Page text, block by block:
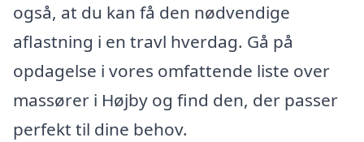
også, at du kan få den nødvendige
aflastning i en travl hverdag. Gå på
opdagelse i vores omfattende liste over
massører i Højby og find den, der passer
perfekt til dine behov.